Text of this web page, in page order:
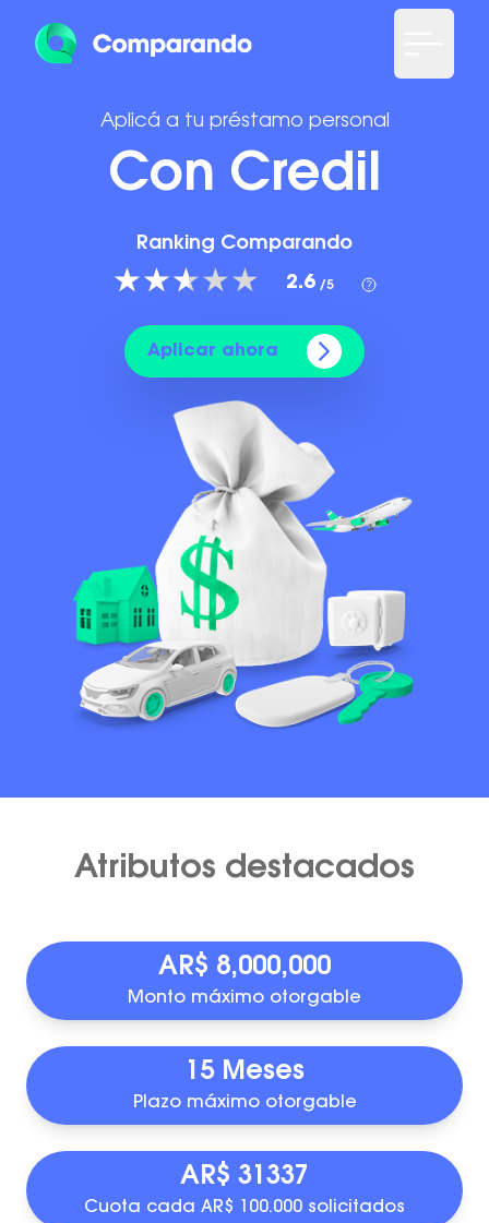
Aplicá a tu préstamo personal
Con Credil
Ranking Comparando
2.6 /5
Aplicar ahora
Atributos destacados
AR$ 8,000,000
Monto máximo otorgable
15 Meses
Plazo máximo otorgable
AR$ 31337
Cuota cada AR$ 100.000 solicitados